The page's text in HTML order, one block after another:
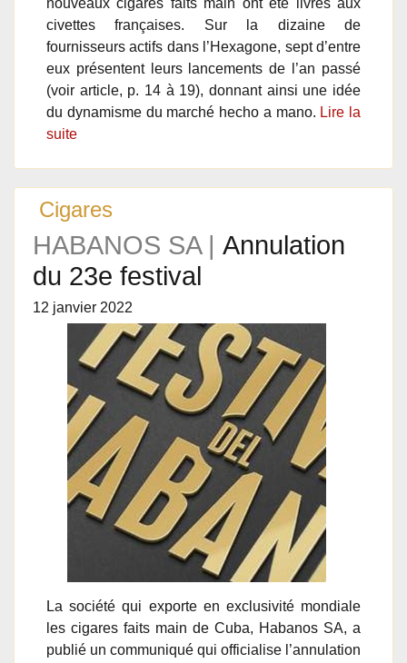
nouveaux cigares faits main ont été livrés aux
civettes françaises. Sur la dizaine de
fournisseurs actifs dans l’Hexagone, sept d’entre
eux présentent leurs lancements de l’an passé
(voir article, p. 14 à 19), donnant ainsi une idée
du dynamisme du marché hecho a mano. Lire la
suite
Cigares
HABANOS SA | Annulation
du 23e festival
12 janvier 2022
La société qui exporte en exclusivité mondiale
les cigares faits main de Cuba, Habanos SA, a
publié un communiqué qui officialise l’annulation